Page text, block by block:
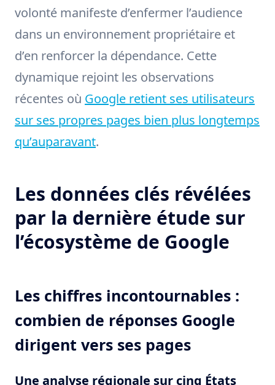
volonté manifeste d’enfermer l’audience
dans un environnement propriétaire et
d’en renforcer la dépendance. Cette
dynamique rejoint les observations
récentes où Google retient ses utilisateurs
sur ses propres pages bien plus longtemps
qu’auparavant.
Les données clés révélées
par la dernière étude sur
l’écosystème de Google
Les chiffres incontournables :
combien de réponses Google
dirigent vers ses pages
Une analyse régionale sur cinq États